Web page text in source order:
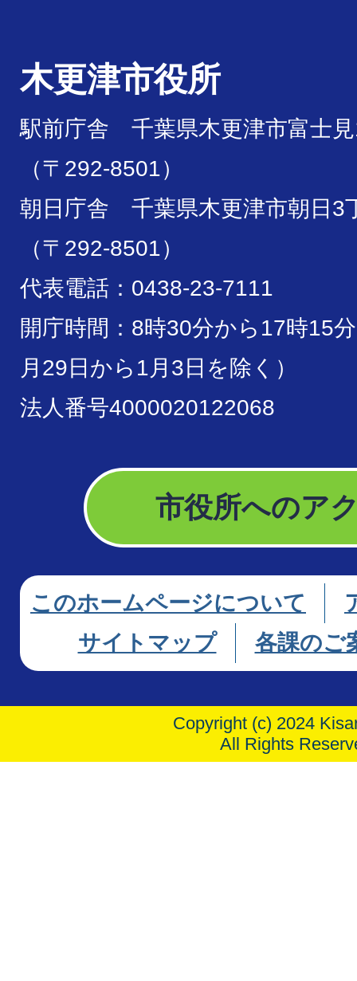
木更津市役所
駅前庁舎 千葉県木更津市富士
（〒292-8501）
朝日庁舎 千葉県木更津市朝日3
（〒292-8501）
代表電話：0438-23-7111
開庁時間：8時30分から17時15
月29日から1月3日を除く）
法人番号4000020122068
市役所へのア
このホームページについて
サイトマップ
各課のご
Copyright (c) 2024
All Rights